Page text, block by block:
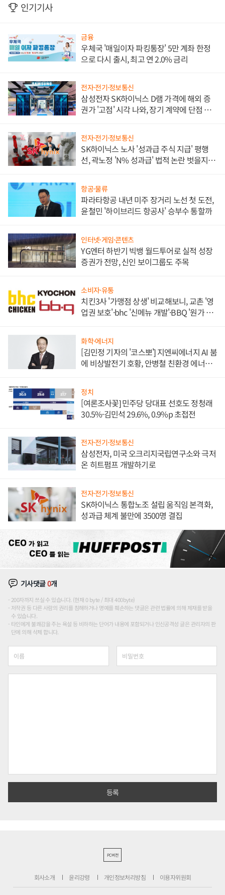
인기기사
금융
우체국 '매일이자 파킹통장' 5만 계좌 한정
으로 다시 출시, 최고 연 2.0% 금리
전자·전기·정보통신
삼성전자 SK하이닉스 D램 가격에 해외 증
권가 '고점' 시각 나와, 장기 계약에 단점 부
전자·전기·정보통신
SK하이닉스 노사 '성과급 주식 지급' 평행
선, 곽노정 'N% 성과급' 법적 논란 벗을지 주
항공·물류
파라타항공 내년 미주 장거리 노선 첫 도전,
윤철민 '하이브리드 항공사' 승부수 통할까
인터넷·게임·콘텐츠
YG엔터 하반기 빅뱅 월드투어로 실적 성장
증권가 전망, 신인 보이그룹도 주목
소비자·유통
치킨3사 '가맹점 상생' 비교해보니, 교촌 '영
업권 보호'·bhc '신메뉴 개발'·BBQ '원가 부
화학·에너지
[김민정 기자의 '코스뽀'] 지엔씨에너지 AI 붐
에 비상발전기 호황, 안병철 친환경 에너지
정치
[여론조사꽃] 민주당 당대표 선호도 정청래
30.5%·김민석 29.6%, 0.9%p 초접전
전자·전기·정보통신
삼성전자, 미국 오크리지국립연구소와 극저
온 히트펌프 개발하기로
전자·전기·정보통신
SK하이닉스 통합노조 설립 움직임 본격화,
성과급 체계 불만에 3500명 결집
기사댓글0개
200자까지 쓰실 수 있습니다. (현재 0 byte / 최대 400byte)
저작권 등 다른 사람의 권리를 침해하거나 명예를 훼손하는 댓글은 관련 법률에 의해 제재를 받을
수 있습니다.
타인에게 불쾌감을 주는 욕설 등 비하하는 단어가 내용에 포함되거나 인신공격성 글은 관리자의 판
단에 의해 삭제 합니다.
PC버전
회사소개 윤리강령 개인정보처리방침 이용자위원회